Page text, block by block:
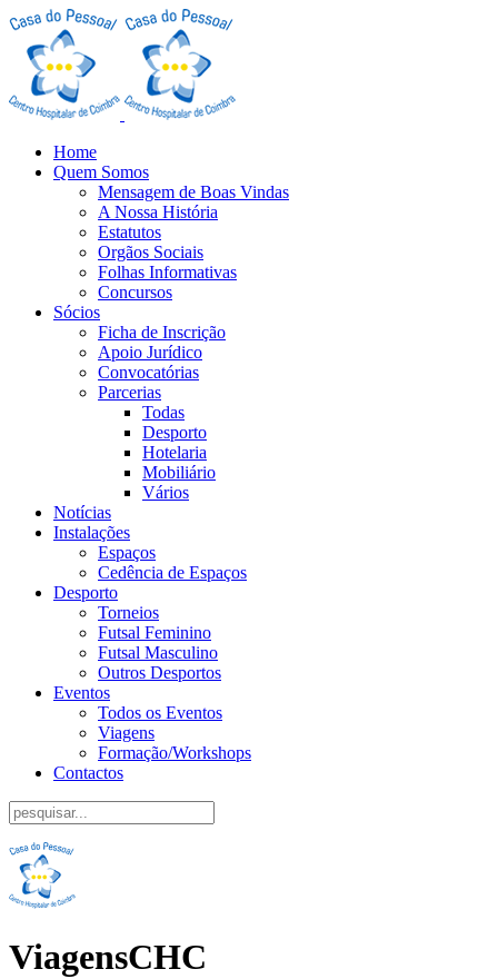
Home
Quem Somos
Mensagem de Boas Vindas
A Nossa História
Estatutos
Orgãos Sociais
Folhas Informativas
Concursos
Sócios
Ficha de Inscrição
Apoio Jurídico
Convocatórias
Parcerias
Todas
Desporto
Hotelaria
Mobiliário
Vários
Notícias
Instalações
Espaços
Cedência de Espaços
Desporto
Torneios
Futsal Feminino
Futsal Masculino
Outros Desportos
Eventos
Todos os Eventos
Viagens
Formação/Workshops
Contactos
ViagensCHC